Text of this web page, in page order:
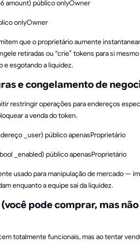
amount) público onlyOwner
onlyOwner
que o proprietário aumente
retiradas ou “crie” tokens para si
e esgotando a liquidez.
e congelamento de
restringir operações para endereços
a venda do token.
_user) público apenasProprietário
_enabled) público apenasProprietário
usado para manipulação de mercado —
enquanto a equipe sai da liquidez.
pode comprar, mas
totalmente funcionais, mas ao tentar